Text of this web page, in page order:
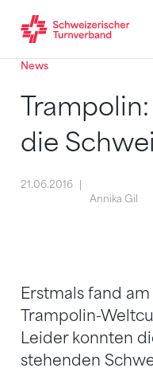
Zum Inhalt springen
Zur Sitemap navigieren
Zum Navigieren
News
die
21.06.2016
Annika Gil
Erstmals fand am
Trampolin-
Leider konnten
stehenden